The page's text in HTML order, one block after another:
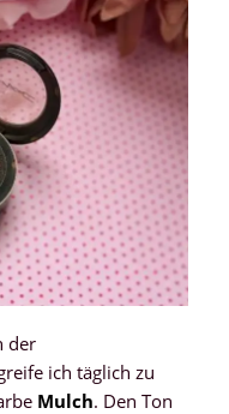
der
ich täglich zu
Mulch. Den Ton